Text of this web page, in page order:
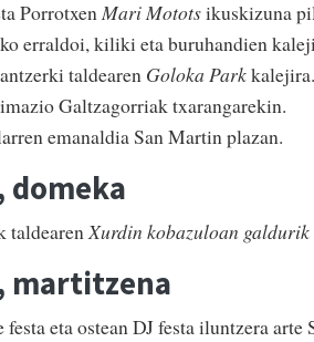
Porrotxen Mari Mototsikuskizuna
erraldoi, kiliki eta buruhandien
taldearen Goloka Parkkalejira.
Galtzagorriak txarangarekin.
emanaldia San Martin plazan.
domeka
taldearen Xurdin kobazuloan galdurik
martitzena
festa eta ostean DJ festa iluntzera arte